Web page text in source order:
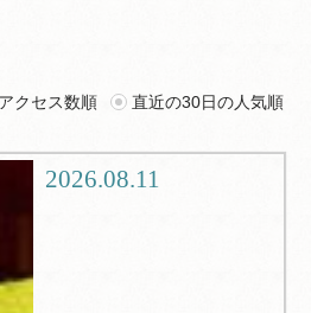
ツアー
アクセス数順 直近の30日の人気順
2026.08.11